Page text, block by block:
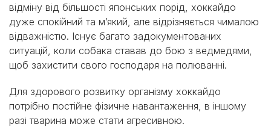
відміну від більшості японських порід, хоккайдо
дуже спокійний та м’який, але відрізняється чималою
відважністю. Існує багато задокументованих
ситуацій, коли собака ставав до бою з ведмедями,
щоб захистити свого господаря на полюванні.
Для здорового розвитку організму хоккайдо
потрібно постійне фізичне навантаження, в іншому
разі тварина може стати агресивною.